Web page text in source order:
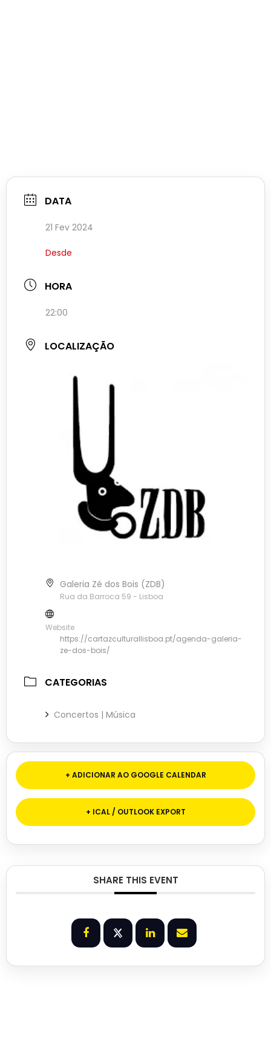
DATA
21 Fev 2024
Desde
HORA
22:00
LOCALIZAÇÃO
Galeria Zé dos Bois (ZDB)
Rua da Barroca 59 - Lisboa
Website
https://cartazculturallisboa.pt/agenda-galeria-
ze-dos-bois/
CATEGORIAS
Concertos | Música
+ ADICIONAR AO GOOGLE CALENDAR
+ ICAL / OUTLOOK EXPORT
SHARE THIS EVENT